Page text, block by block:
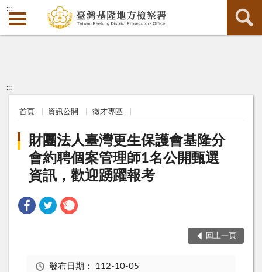
:::
:::
首頁 資訊公開 徵才專區
財團法人臺灣更生保護會基隆分
會約聘個案管理師1名公開甄選
資訊，歡迎踴躍報考
回上一頁
發布日期： 112-10-05